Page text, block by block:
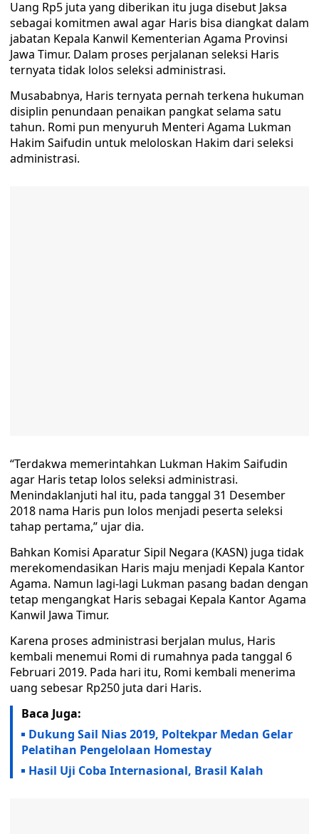
Uang Rp5 juta yang diberikan itu juga disebut Jaksa
sebagai komitmen awal agar Haris bisa diangkat dalam
jabatan Kepala Kanwil Kementerian Agama Provinsi
Jawa Timur. Dalam proses perjalanan seleksi Haris
ternyata tidak lolos seleksi administrasi.
Musababnya, Haris ternyata pernah terkena hukuman
disiplin penundaan penaikan pangkat selama satu
tahun. Romi pun menyuruh Menteri Agama Lukman
Hakim Saifudin untuk meloloskan Hakim dari seleksi
administrasi.
“Terdakwa memerintahkan Lukman Hakim Saifudin
agar Haris tetap lolos seleksi administrasi.
Menindaklanjuti hal itu, pada tanggal 31 Desember
2018 nama Haris pun lolos menjadi peserta seleksi
tahap pertama,” ujar dia.
Bahkan Komisi Aparatur Sipil Negara (KASN) juga tidak
merekomendasikan Haris maju menjadi Kepala Kantor
Agama. Namun lagi-lagi Lukman pasang badan dengan
tetap mengangkat Haris sebagai Kepala Kantor Agama
Kanwil Jawa Timur.
Karena proses administrasi berjalan mulus, Haris
kembali menemui Romi di rumahnya pada tanggal 6
Februari 2019. Pada hari itu, Romi kembali menerima
uang sebesar Rp250 juta dari Haris.
Baca Juga:
Dukung Sail Nias 2019, Poltekpar Medan Gelar
Pelatihan Pengelolaan Homestay
Hasil Uji Coba Internasional, Brasil Kalah